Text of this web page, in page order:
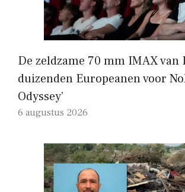
De zeldzame 70 mm IMAX van
duizenden Europeanen voor
Odyssey’
6 augustus 2026